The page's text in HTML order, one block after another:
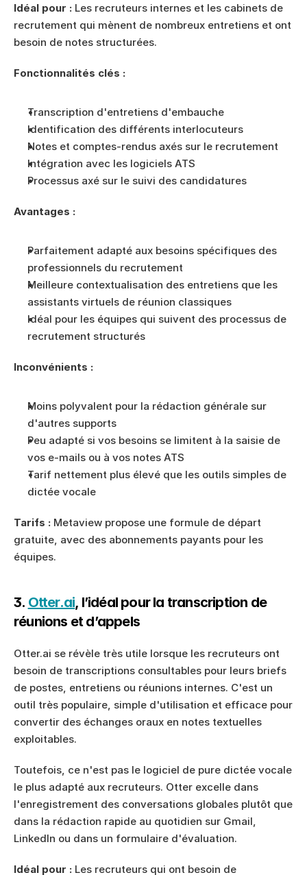
Idéal pour : Les recruteurs internes et les cabinets de
recrutement qui mènent de nombreux entretiens et ont
besoin de notes structurées.
Fonctionnalités clés :
Transcription d'entretiens d'embauche
Identification des différents interlocuteurs
Notes et comptes-rendus axés sur le recrutement
Intégration avec les logiciels ATS
Processus axé sur le suivi des candidatures
Avantages :
Parfaitement adapté aux besoins spécifiques des
professionnels du recrutement
Meilleure contextualisation des entretiens que les
assistants virtuels de réunion classiques
Idéal pour les équipes qui suivent des processus de
recrutement structurés
Inconvénients :
Moins polyvalent pour la rédaction générale sur
d'autres supports
Peu adapté si vos besoins se limitent à la saisie de
vos e-mails ou à vos notes ATS
Tarif nettement plus élevé que les outils simples de
dictée vocale
Tarifs : Metaview propose une formule de départ
gratuite, avec des abonnements payants pour les
équipes.
3. Otter.ai, l’idéal pour la transcription de
réunions et d’appels
Otter.ai se révèle très utile lorsque les recruteurs ont
besoin de transcriptions consultables pour leurs briefs
de postes, entretiens ou réunions internes. C'est un
outil très populaire, simple d'utilisation et efficace pour
convertir des échanges oraux en notes textuelles
exploitables.
Toutefois, ce n'est pas le logiciel de pure dictée vocale
le plus adapté aux recruteurs. Otter excelle dans
l'enregistrement des conversations globales plutôt que
dans la rédaction rapide au quotidien sur Gmail,
LinkedIn ou dans un formulaire d'évaluation.
Idéal pour : Les recruteurs qui ont besoin de